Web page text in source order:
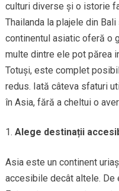
culturi diverse și o istorie
Thailanda la plajele din
continentul asiatic oferă o
multe dintre ele pot părea
Totuși, este complet
redus. Iată câteva sfaturi
în Asia, fără a cheltui o
Alege destinații
Asia este un continent
accesibile decât altele. De